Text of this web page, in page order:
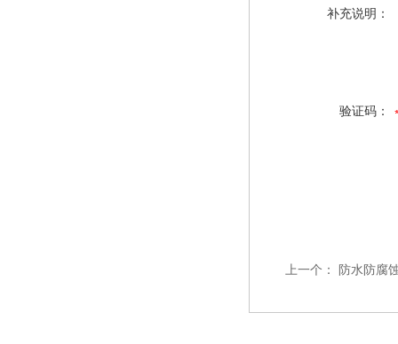
补充说明：
验证码：
上一个： 防水防腐